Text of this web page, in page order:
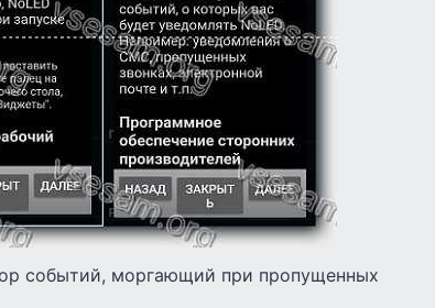
событий, моргающий при пропущенных